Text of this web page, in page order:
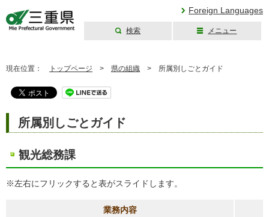
Foreign Languages
検索 メニュー
現在位置： トップページ > 県の組織 > 所属別しごとガイド
所属別しごとガイド
観光総務課
※左右にフリックすると表がスライドします。
業務内容